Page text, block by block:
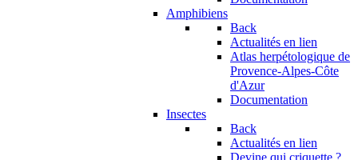
Amphibiens
Back
Actualités en lien
Atlas herpétologique de
Provence-Alpes-Côte
d'Azur
Documentation
Insectes
Back
Actualités en lien